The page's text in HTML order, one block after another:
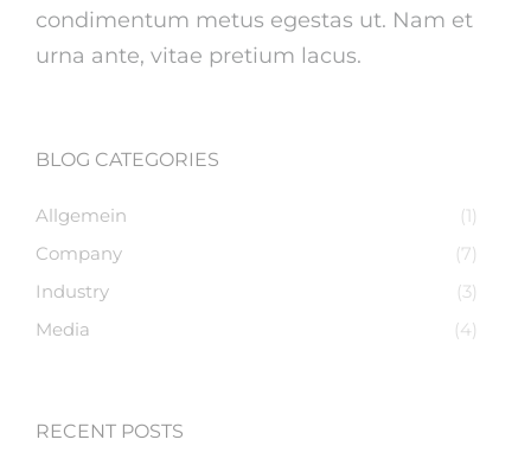
condimentum metus egestas ut. Nam et
urna ante, vitae pretium lacus.
BLOG CATEGORIES
Allgemein
(1)
Company
(7)
Industry
(3)
Media
(4)
RECENT POSTS